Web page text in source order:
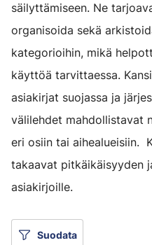
säilyttämiseen. Ne
organisoida sekä
kategorioihin, mikä
käyttöä tarvittaessa.
asiakirjat suojassa ja
välilehdet mahdollistavat
eri osiin tai aihealueisiin.
takaavat pitkäikäisyyden
asiakirjoille.
Suodata